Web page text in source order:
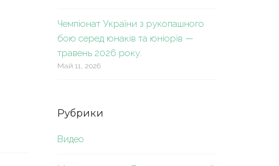
Чемпіонат України з рукопашного
бою серед юнаків та юніорів —
травень 2026 року.
Май 11, 2026
Рубрики
Видео